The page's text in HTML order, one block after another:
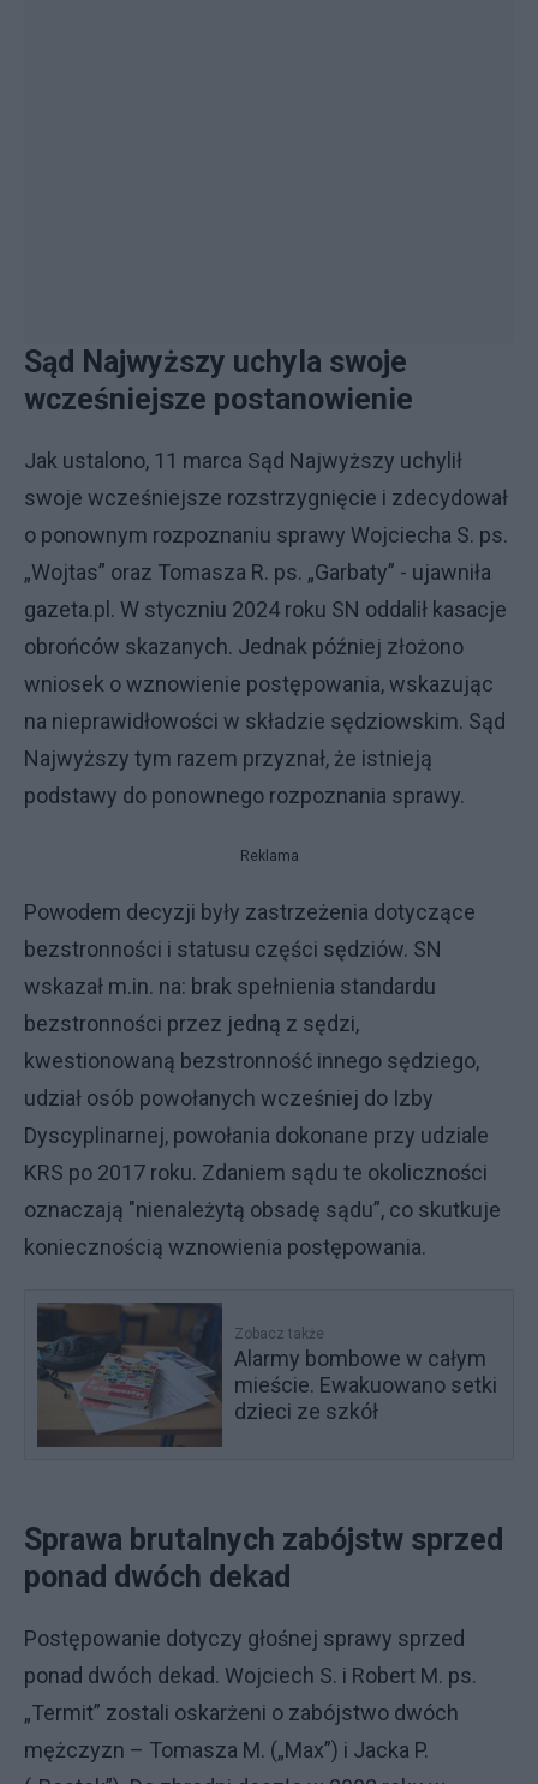
Sąd Najwyższy uchyla swoje
wcześniejsze postanowienie
Jak ustalono, 11 marca Sąd Najwyższy uchylił
swoje wcześniejsze rozstrzygnięcie i zdecydował
o ponownym rozpoznaniu sprawy Wojciecha S. ps.
„Wojtas” oraz Tomasza R. ps. „Garbaty” - ujawniła
gazeta.pl. W styczniu 2024 roku SN oddalił kasacje
obrońców skazanych. Jednak później złożono
wniosek o wznowienie postępowania, wskazując
na nieprawidłowości w składzie sędziowskim. Sąd
Najwyższy tym razem przyznał, że istnieją
podstawy do ponownego rozpoznania sprawy.
Reklama
Powodem decyzji były zastrzeżenia dotyczące
bezstronności i statusu części sędziów. SN
wskazał m.in. na: brak spełnienia standardu
bezstronności przez jedną z sędzi,
kwestionowaną bezstronność innego sędziego,
udział osób powołanych wcześniej do Izby
Dyscyplinarnej, powołania dokonane przy udziale
KRS po 2017 roku. Zdaniem sądu te okoliczności
oznaczają "nienależytą obsadę sądu”, co skutkuje
koniecznością wznowienia postępowania.
Zobacz także
Alarmy bombowe w całym
mieście. Ewakuowano setki
dzieci ze szkół
Sprawa brutalnych zabójstw sprzed
ponad dwóch dekad
Postępowanie dotyczy głośnej sprawy sprzed
ponad dwóch dekad. Wojciech S. i Robert M. ps.
„Termit” zostali oskarżeni o zabójstwo dwóch
mężczyzn – Tomasza M. („Max”) i Jacka P.